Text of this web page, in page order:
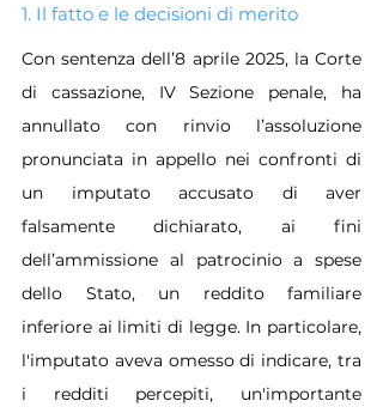
1. Il fatto e le decisioni di merito
Con sentenza dell’8 aprile 2025, la Corte
di cassazione, IV Sezione penale, ha
annullato con rinvio l’assoluzione
pronunciata in appello nei confronti di
un imputato accusato di aver
falsamente dichiarato, ai fini
dell’ammissione al patrocinio a spese
dello Stato, un reddito familiare
inferiore ai limiti di legge. In particolare,
l'imputato aveva omesso di indicare, tra
i redditi percepiti, un'importante